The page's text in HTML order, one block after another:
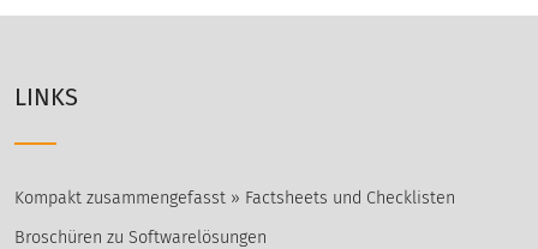
LINKS
Kompakt zusammengefasst » Factsheets und Checklisten
Broschüren zu Softwarelösungen